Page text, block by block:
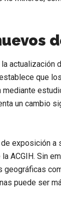
actualización
que
un cambio
exposición a
ACGIH. Sin
puede ser